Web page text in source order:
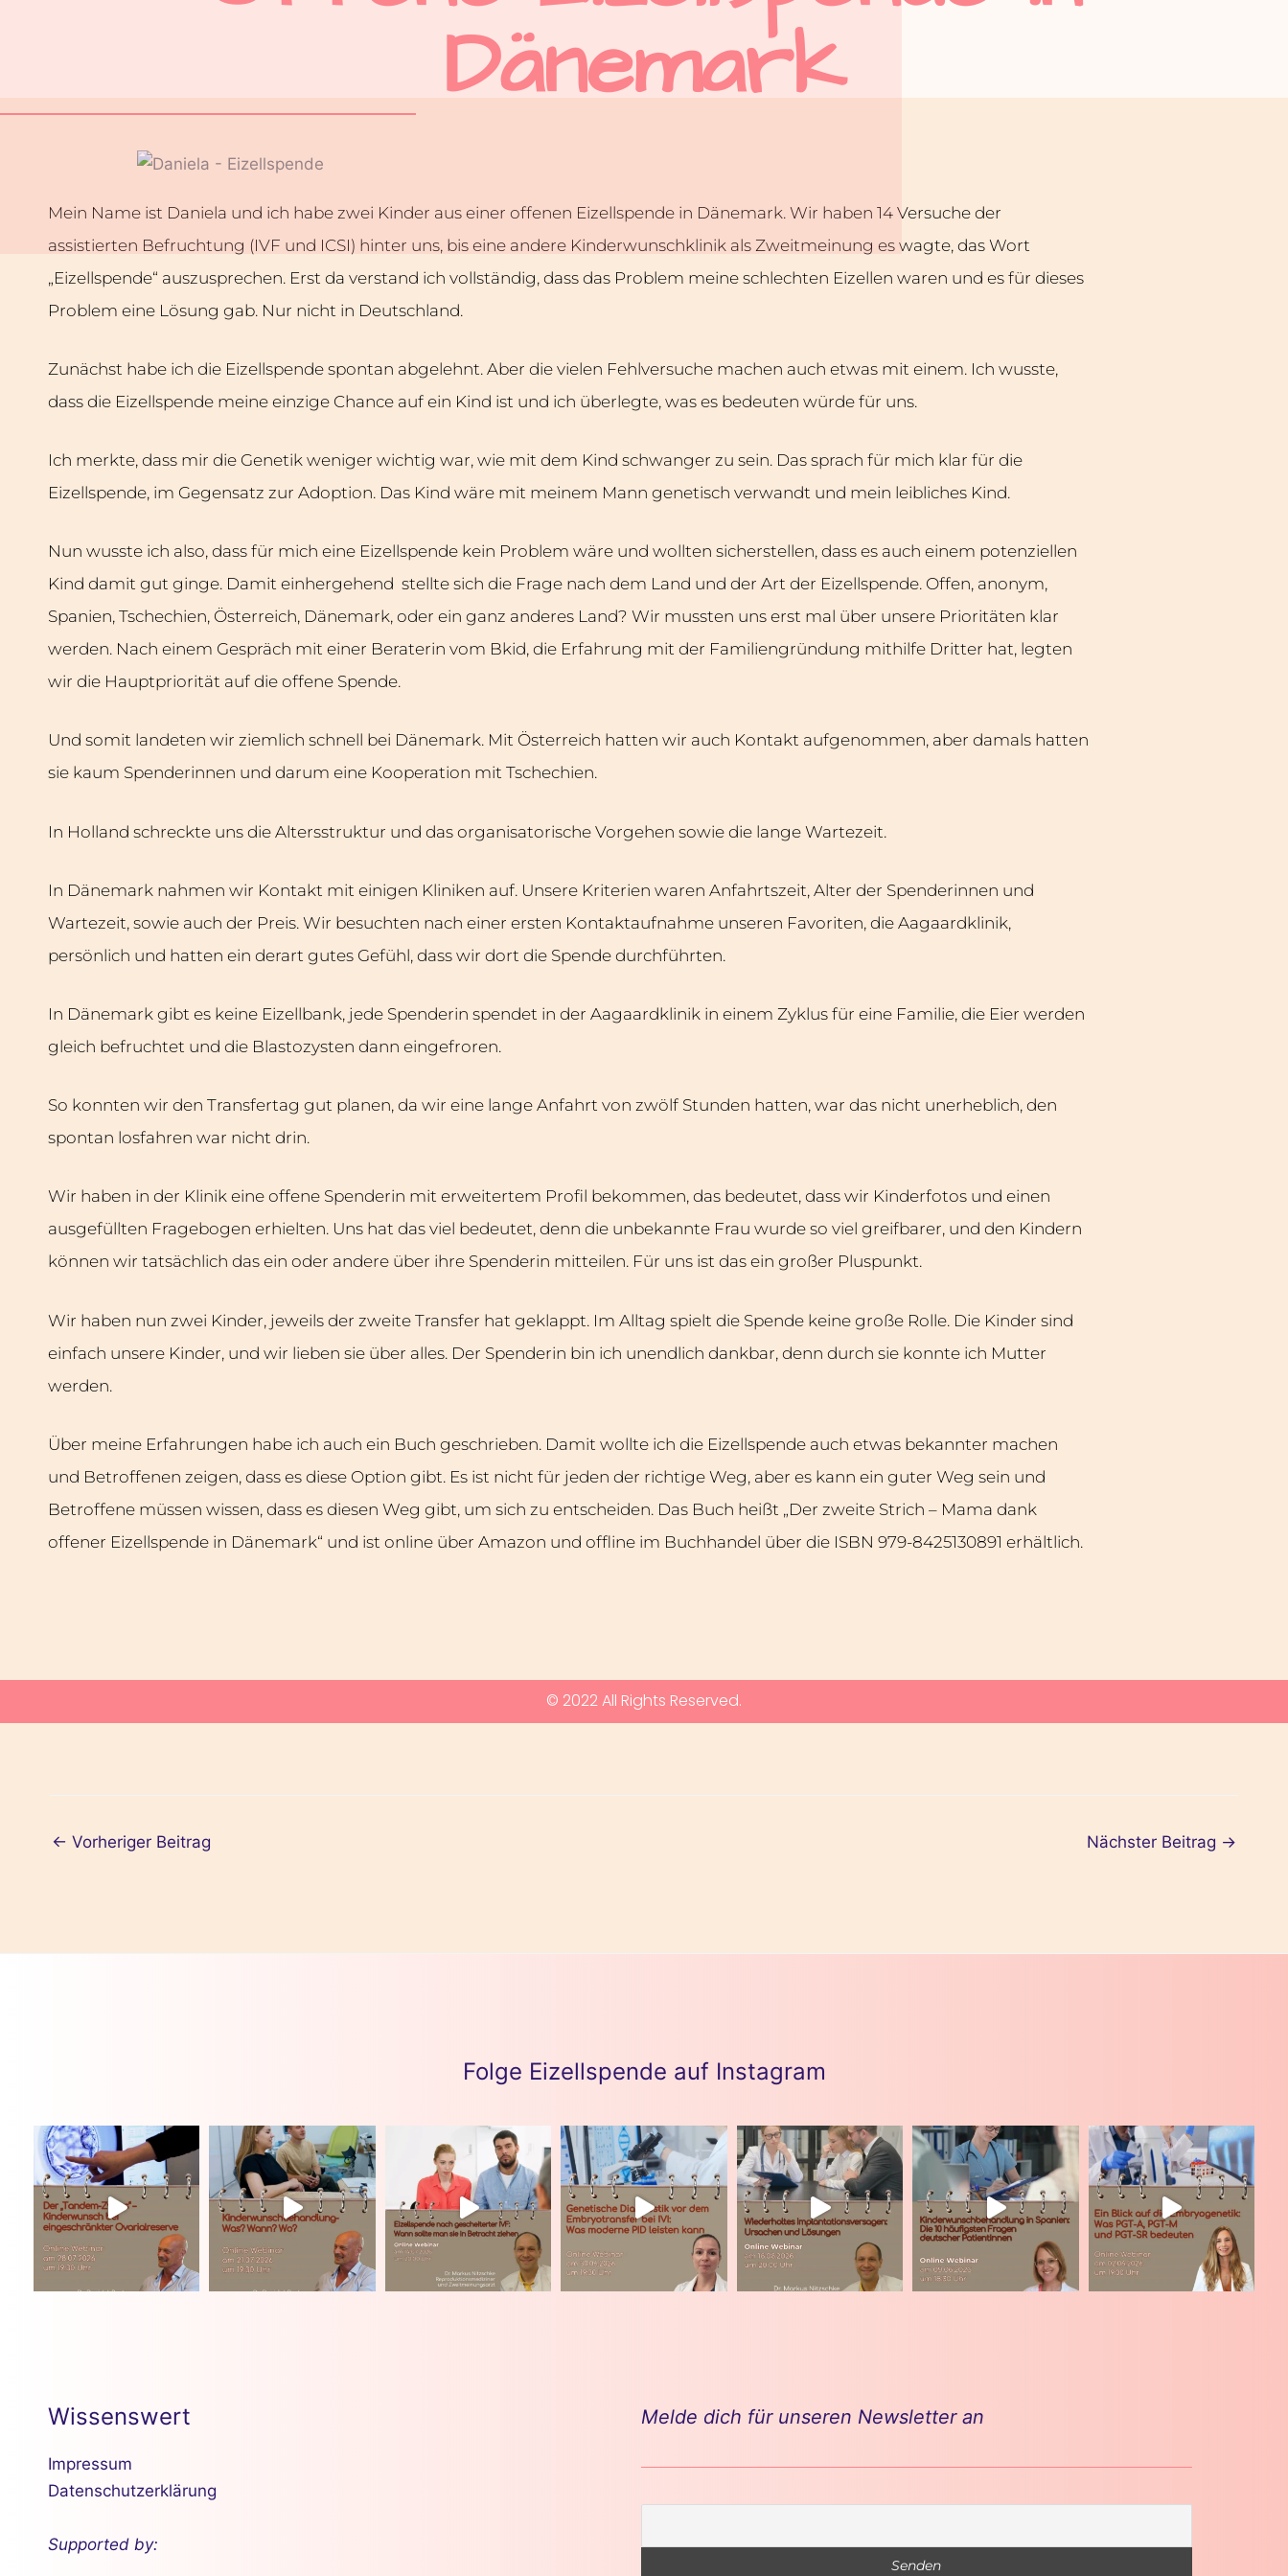
Dänemark
Mein Name ist Daniela und ich habe zwei Kinder aus einer offenen Eizellspende in Dänemark. Wir haben 14 Versuche der
assistierten Befruchtung (IVF und ICSI) hinter uns, bis eine andere Kinderwunschklinik als Zweitmeinung es wagte, das Wort
„Eizellspende“ auszusprechen. Erst da verstand ich vollständig, dass das Problem meine schlechten Eizellen waren und es für dieses
Problem eine Lösung gab. Nur nicht in Deutschland.
Zunächst habe ich die Eizellspende spontan abgelehnt. Aber die vielen Fehlversuche machen auch etwas mit einem. Ich wusste,
dass die Eizellspende meine einzige Chance auf ein Kind ist und ich überlegte, was es bedeuten würde für uns.
Ich merkte, dass mir die Genetik weniger wichtig war, wie mit dem Kind schwanger zu sein. Das sprach für mich klar für die
Eizellspende, im Gegensatz zur Adoption. Das Kind wäre mit meinem Mann genetisch verwandt und mein leibliches Kind.
Nun wusste ich also, dass für mich eine Eizellspende kein Problem wäre und wollten sicherstellen, dass es auch einem potenziellen
Kind damit gut ginge. Damit einhergehend stellte sich die Frage nach dem Land und der Art der Eizellspende. Offen, anonym,
Spanien, Tschechien, Österreich, Dänemark, oder ein ganz anderes Land? Wir mussten uns erst mal über unsere Prioritäten klar
werden. Nach einem Gespräch mit einer Beraterin vom Bkid, die Erfahrung mit der Familiengründung mithilfe Dritter hat, legten
wir die Hauptpriorität auf die offene Spende.
Und somit landeten wir ziemlich schnell bei Dänemark. Mit Österreich hatten wir auch Kontakt aufgenommen, aber damals hatten
sie kaum Spenderinnen und darum eine Kooperation mit Tschechien.
In Holland schreckte uns die Altersstruktur und das organisatorische Vorgehen sowie die lange Wartezeit.
In Dänemark nahmen wir Kontakt mit einigen Kliniken auf. Unsere Kriterien waren Anfahrtszeit, Alter der Spenderinnen und
Wartezeit, sowie auch der Preis. Wir besuchten nach einer ersten Kontaktaufnahme unseren Favoriten, die Aagaardklinik,
persönlich und hatten ein derart gutes Gefühl, dass wir dort die Spende durchführten.
In Dänemark gibt es keine Eizellbank, jede Spenderin spendet in der Aagaardklinik in einem Zyklus für eine Familie, die Eier werden
gleich befruchtet und die Blastozysten dann eingefroren.
So konnten wir den Transfertag gut planen, da wir eine lange Anfahrt von zwölf Stunden hatten, war das nicht unerheblich, den
spontan losfahren war nicht drin.
Wir haben in der Klinik eine offene Spenderin mit erweitertem Profil bekommen, das bedeutet, dass wir Kinderfotos und einen
ausgefüllten Fragebogen erhielten. Uns hat das viel bedeutet, denn die unbekannte Frau wurde so viel greifbarer, und den Kindern
können wir tatsächlich das ein oder andere über ihre Spenderin mitteilen. Für uns ist das ein großer Pluspunkt.
Wir haben nun zwei Kinder, jeweils der zweite Transfer hat geklappt. Im Alltag spielt die Spende keine große Rolle. Die Kinder sind
einfach unsere Kinder, und wir lieben sie über alles. Der Spenderin bin ich unendlich dankbar, denn durch sie konnte ich Mutter
werden.
Über meine Erfahrungen habe ich auch ein Buch geschrieben. Damit wollte ich die Eizellspende auch etwas bekannter machen
und Betroffenen zeigen, dass es diese Option gibt. Es ist nicht für jeden der richtige Weg, aber es kann ein guter Weg sein und
Betroffene müssen wissen, dass es diesen Weg gibt, um sich zu entscheiden. Das Buch heißt „Der zweite Strich – Mama dank
offener Eizellspende in Dänemark“ und ist online über Amazon und offline im Buchhandel über die ISBN ‎979-8425130891 erhältlich.
© 2022 All Rights Reserved.
← Vorheriger Beitrag Nächster Beitrag →
Folge Eizellspende auf Instagram
Wissenswert
Impressum
Datenschutzerklärung
Supported by:
Melde dich für unseren Newsletter an